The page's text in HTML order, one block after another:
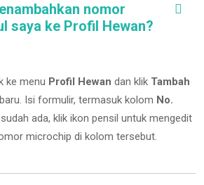
nomor
saya ke Profil Hewan?
ke menu Profil Hewan dan klik Tambah
Isi formulir, termasuk kolom No.
ada, klik ikon pensil untuk mengedit
microchip di kolom tersebut.